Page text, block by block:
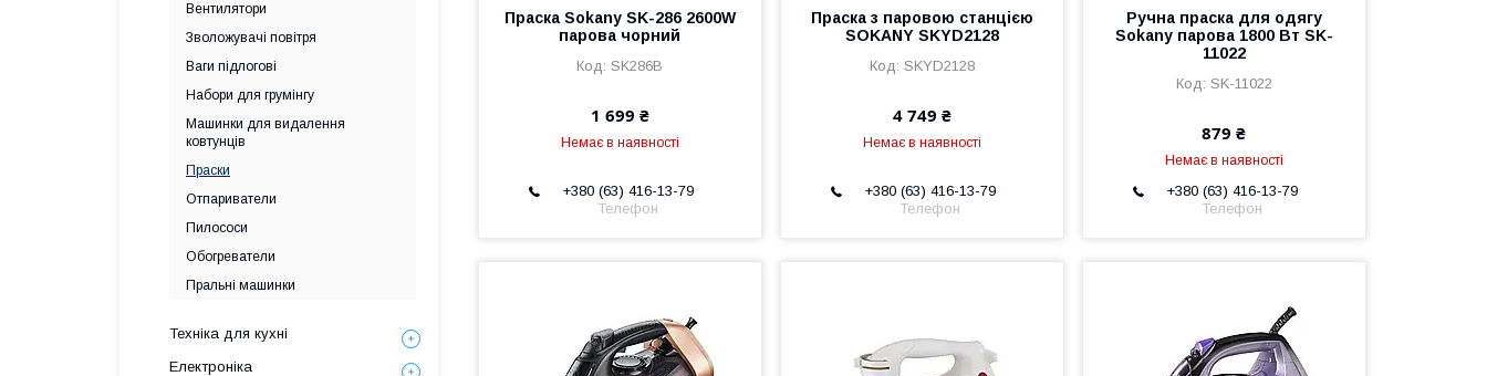
Праска Sokany SK-286 2600W
парова чорний
SK286B
1 699 ₴
Немає в наявності
+380 (63) 416-13-79
Телефон
Праска з паровою станцією
SOKANY SKYD2128
SKYD2128
4 749 ₴
Немає в наявності
+380 (63) 416-13-79
Телефон
Ручна праска для одягу
Sokany парова 1800 Вт SK-
11022
SK-11022
879 ₴
Немає в наявності
+380 (63) 416-13-79
Телефон
Вентилятори
Зволожувачі повітря
Ваги підлогові
Набори для грумінгу
Машинки для видалення
ковтунців
Праски
Отпариватели
Пилососи
Обогреватели
Пральні машинки
Техніка для кухні
Електроніка